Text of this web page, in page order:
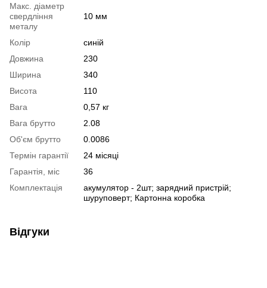
Макс. діаметр
свердління
металу
10 мм
Колір
синій
Довжина
230
Ширина
340
Висота
110
Вага
0,57 кг
Вага брутто
2.08
Об'єм брутто
0.0086
Термін гарантії
24 місяці
Гарантія, міс
36
Комплектація
акумулятор - 2шт; зарядний пристрій;
шуруповерт; Картонна коробка
Відгуки